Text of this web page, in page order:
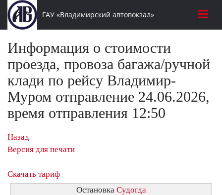
ГАУ «Владимирский автовокзал»
Информация о стоимости
проезда, провоза багажа/ручной
клади по рейсу Владимир-
Муром отправление 24.06.2026,
время отправления 12:50
Назад
Версия для печати
Скачать тариф
Остановка Судогда